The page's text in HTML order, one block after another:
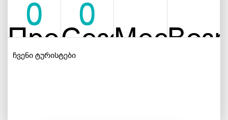
0 0
Сезон
ჩვენი ტურისტები